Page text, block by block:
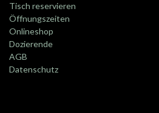
Tisch reservieren
Öffnungszeiten
Onlineshop
Dozierende
AGB
Datenschutz